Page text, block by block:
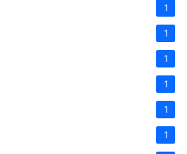
1
1
1
1
1
1